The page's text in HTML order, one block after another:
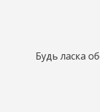
Будь ласка